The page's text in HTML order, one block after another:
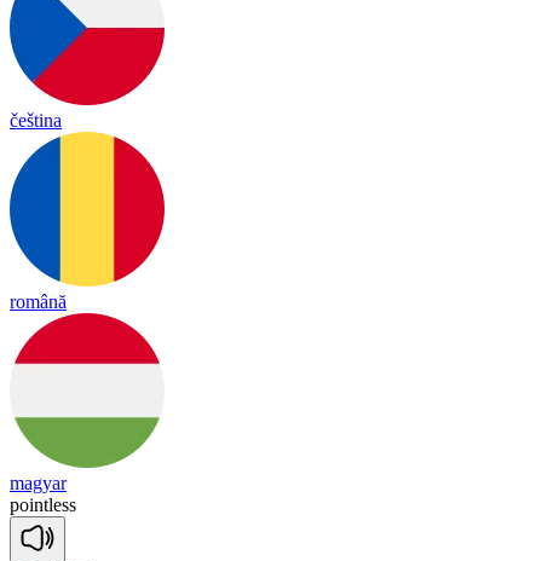
čeština
română
magyar
pointless